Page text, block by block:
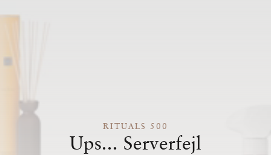
RITUALS 500
Ups... Serverfejl